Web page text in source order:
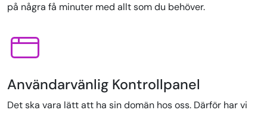
på några få minuter med allt som du behöver.
Användarvänlig Kontrollpanel
Det ska vara lätt att ha sin domän hos oss. Därför har vi